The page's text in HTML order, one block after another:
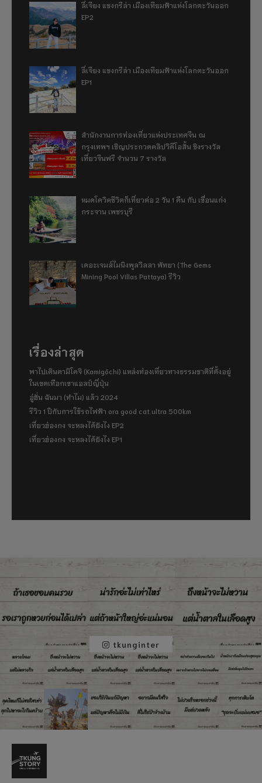
ลี่เจียง แชงกรีล่า เมืองเทียมฟ้าแห่งโลกตะวันออก
EP2
ลี่เจียง แชงกรีล่า เมืองเทียมฟ้าแห่งโลกตะวันออก
EP1
สำนักงานการท่องเที่ยวแห่งประเทศจีน ณ
กรุงเทพฯ เชิญประกวดคลิปวิดีโอสั้น ชิงรางวัล
เที่ยวจีนฟรี จำนวน 7 รางวัล
หมดโควิดชีวิตก็เที่ยวต่อ 2 วัน 1 คืน กับ เขื่อนแก่ง
กระจาน เพชรบุรี
เดอะเจมส์ไมนิงพูลวิลลา พัทยา (The Gems
Mining Pool Villas Pattaya) รีวิว
เรื่องล่าสุด
พาไปเดินคามิโคจิ (Kamigōchi) แหล่งท่องเที่ยวทางธรรมชาติที่ตั้งอยู่
ในเขตเทือกเขาแอลป์ญี่ปุ่น
อู่ฮั่น ฉันมา (ทำไม) แล้ว 2024
รีวิว 1 ปีกับการใช้รถไฟฟ้า ora good cat ultra 500km
เที่ยวฮ่องกง จะหลงได้ยังไง EP2
เที่ยวฮ่องกง จะหลงได้ยังไง EP1
tkunginter